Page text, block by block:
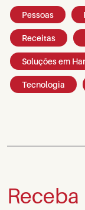
Pessoas
Receitas
Soluções em
Tecnologia